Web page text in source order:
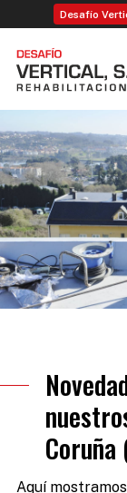
Desafío
Aquí